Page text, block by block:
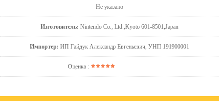
Не указано
Изготовитель: Nintendo Co., Ltd.,Kyoto 601-8501,Japan
Импортер: ИП Гайдук Александр Евгеньевич, УНП 191900001
Оценка :